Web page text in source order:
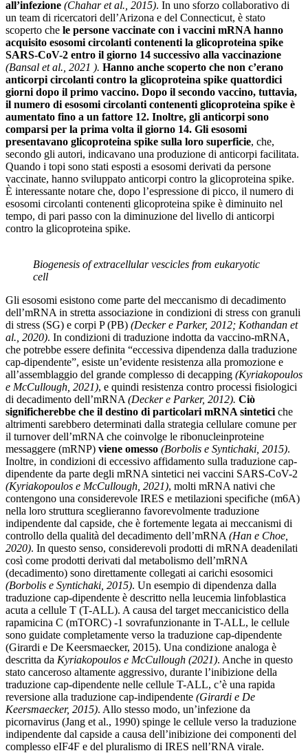
all’infezione (Chahar et al., 2015). In uno sforzo collaborativo di
un team di ricercatori dell’Arizona e del Connecticut, è stato
scoperto che le persone vaccinate con i vaccini mRNA hanno
acquisito esosomi circolanti contenenti la glicoproteina spike
SARS-CoV-2 entro il giorno 14 successivo alla vaccinazione
(Bansal et al., 2021 ). Hanno anche scoperto che non c’erano
anticorpi circolanti contro la glicoproteina spike quattordici
giorni dopo il primo vaccino. Dopo il secondo vaccino, tuttavia,
il numero di esosomi circolanti contenenti glicoproteina spike è
aumentato fino a un fattore 12. Inoltre, gli anticorpi sono
comparsi per la prima volta il giorno 14. Gli esosomi
presentavano glicoproteina spike sulla loro superficie, che,
secondo gli autori, indicavano una produzione di anticorpi facilitata.
Quando i topi sono stati esposti a esosomi derivati ​​da persone
vaccinate, hanno sviluppato anticorpi contro la glicoproteina spike.
È interessante notare che, dopo l’espressione di picco, il numero di
esosomi circolanti contenenti glicoproteina spike è diminuito nel
tempo, di pari passo con la diminuzione del livello di anticorpi
contro la glicoproteina spike.
Biogenesis of extracellular vescicles from eukaryotic
cell
Gli esosomi esistono come parte del meccanismo di decadimento
dell’mRNA in stretta associazione in condizioni di stress con granuli
di stress (SG) e corpi P (PB) (Decker e Parker, 2012; Kothandan et
al., 2020). In condizioni di traduzione indotta da vaccino-mRNA,
che potrebbe essere definita “eccessiva dipendenza dalla traduzione
cap-dipendente”, esiste un’evidente resistenza alla promozione e
all’assemblaggio del grande complesso di decapping (Kyriakopoulos
e McCullough, 2021), e quindi resistenza contro processi fisiologici
di decadimento dell’mRNA (Decker e Parker, 2012). Ciò
significherebbe che il destino di particolari mRNA sintetici che
altrimenti sarebbero determinati dalla strategia cellulare comune per
il turnover dell’mRNA che coinvolge le ribonucleinproteine ​​
messaggere (mRNP) viene omesso (Borbolis e Syntichaki, 2015).
Inoltre, in condizioni di eccessivo affidamento sulla traduzione cap-
dipendente da parte degli mRNA sintetici nei vaccini SARS-CoV-2
(Kyriakopoulos e McCullough, 2021), molti mRNA nativi che
contengono una considerevole IRES e metilazioni specifiche (m6A)
nella loro struttura sceglieranno favorevolmente traduzione
indipendente dal capside, che è fortemente legata ai meccanismi di
controllo della qualità del decadimento dell’mRNA (Han e Choe,
2020). In questo senso, considerevoli prodotti di mRNA deadenilati
così come prodotti derivati ​​dal metabolismo dell’mRNA
(decadimento) sono direttamente collegati ai carichi esosomici
(Borbolis e Syntichaki, 2015). Un esempio di dipendenza dalla
traduzione cap-dipendente è descritto nella leucemia linfoblastica
acuta a cellule T (T-ALL). A causa del target meccanicistico della
rapamicina C (mTORC) -1 sovrafunzionante in T-ALL, le cellule
sono guidate completamente verso la traduzione cap-dipendente
(Girardi e De Keersmaecker, 2015). Una condizione analoga è
descritta da Kyriakopoulos e McCullough (2021). Anche in questo
stato canceroso altamente aggressivo, durante l’inibizione della
traduzione cap-dipendente nelle cellule T-ALL, c’è una rapida
reversione alla traduzione cap-indipendente (Girardi e De
Keersmaecker, 2015). Allo stesso modo, un’infezione da
picornavirus (Jang et al., 1990) spinge le cellule verso la traduzione
indipendente dal capside a causa dell’inibizione dei componenti del
complesso eIF4F e del pluralismo di IRES nell’RNA virale.